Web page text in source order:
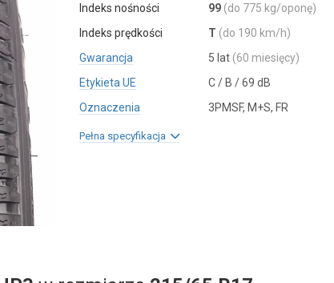
Indeks nośności
99 (do 775 kg/oponę)
Indeks prędkości
T (do 190 km/h)
Gwarancja
5 lat (60 miesięcy)
Etykieta UE
C / B / 69 dB
Oznaczenia
3PMSF, M+S, FR
Pełna specyfikacja